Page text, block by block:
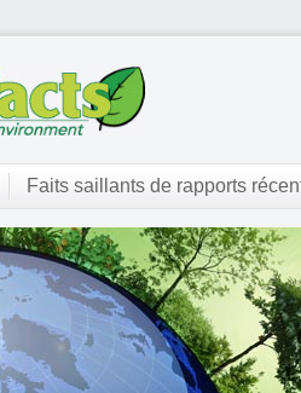
Faits saillants de rapports